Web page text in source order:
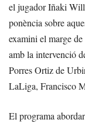
el jugador Iñaki
ponència sobre
examini el marge
amb la intervenció
Porres Ortiz de
LaLiga, Francisco
El programa